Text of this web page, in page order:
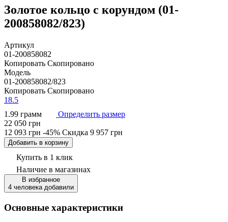
Золотое кольцо с корундом (01-
200858082/823)
Артикул
01-200858082
Копировать Скопировано
Модель
01-200858082/823
Копировать Скопировано
18.5
1.99 грамм
Определить размер
22 050 грн
12 093 грн -45% Скидка 9 957 грн
Добавить в корзину
Купить в 1 клик
Наличие в магазинах
В избранное
4 человека добавили
Основные характеристики